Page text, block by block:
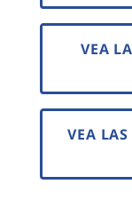
VEA
VEA